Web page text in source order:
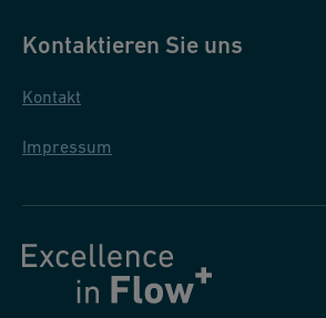
Kontaktieren Sie uns
Kontakt
Impressum